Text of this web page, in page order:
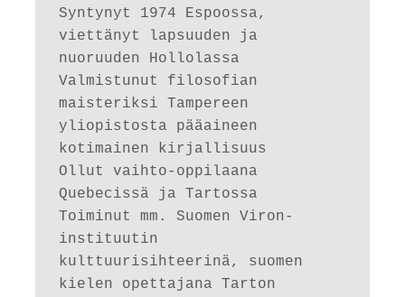
Syntynyt 1974 Espoossa,
viettänyt lapsuuden ja
nuoruuden Hollolassa
Valmistunut filosofian
maisteriksi Tampereen
yliopistosta pääaineen
kotimainen kirjallisuus
Ollut vaihto-oppilaana
Quebecissä ja Tartossa
Toiminut mm. Suomen Viron-
instituutin
kulttuurisihteerinä, suomen
kielen opettajana Tarton